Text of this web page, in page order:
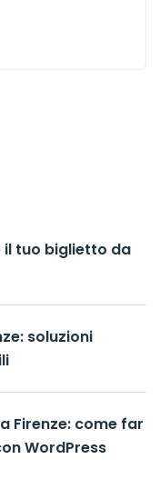
il tuo biglietto da
soluzioni
Firenze: come far
WordPress